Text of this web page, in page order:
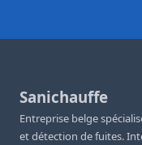
Sanichauffe
Entreprise belge
et détection de fuites.